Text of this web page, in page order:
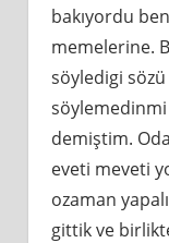
bakıyordu
memelerine.
söyledigi
söylemedinmi
demiştim.
eveti meveti
ozaman
gittik ve